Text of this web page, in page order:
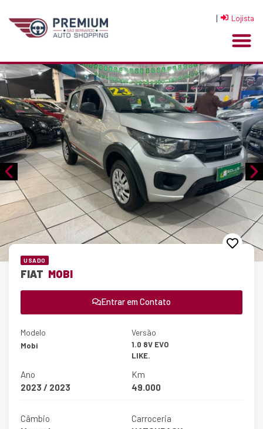
| Lojista
USADO
FIAT MOBI
Entrar em Contato
Modelo
Mobi
Versão
1.0 8V EVO
LIKE.
Ano
2023 / 2023
Km
49.000
Câmbio
Carroceria